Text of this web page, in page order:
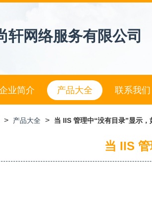
轩网络服务有限公司
业简介 产品大全 联系我们
> 产品大全 > 当 IIS 管理中“没有目录”显示
当 IIS